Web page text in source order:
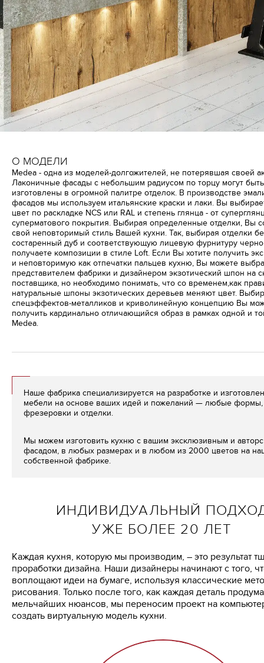
О МОДЕЛИ
Medea - одна из моделей-долгожителей, не потерявшая своей
Лаконичные фасады с небольшим радиусом по торцу могут быть
изготовлены в огромной палитре отделок. В производстве
фасадов мы используем итальянские краски и лаки. Вы
цвет по раскладке NCS или RAL и степень глянца - от
суперматового покрытия. Выбирая определенные отделки, Вы
свой неповторимый стиль Вашей кухни. Так, выбирая отделки
состаренный дуб и соответствующую лицевую фурнитуру
получаете композиции в стиле Loft. Если Вы хотите получить
и неповторимую как отпечатки пальцев кухню, Вы можете
представителем фабрики и дизайнером экзотический шпон на
поставщика, но необходимо понимать, что со временем,как
натуральные шпоны экзотических деревьев меняют цвет.
спецэффектов-металликов и криволинейную концепцию Вы
получить кардинально отличающийся образ в рамках одной и
Medea.
Наше фабрика специализируется на разработке и
мебели на основе ваших идей и пожеланий — любые формы,
фрезеровки и отделки.
Мы можем изготовить кухню с вашим эксклюзивным и
фасадом, в любых размерах и в любом из 2000 цветов на
собственной фабрике.
ИНДИВИДУАЛЬНЫЙ
УЖЕ БОЛЕЕ 20 ЛЕТ
Каждая кухня, которую мы производим, – это результат
проработки дизайна. Наши дизайнеры начинают с того,
воплощают идеи на бумаге, используя классические
рисования. Только после того, как каждая деталь
мельчайших нюансов, мы переносим проект на
создать виртуальную модель кухни.